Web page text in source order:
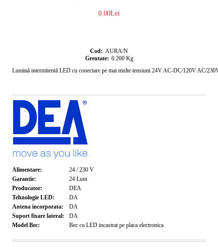
0.00Lei
Cod: AURA/N
Greutate: 0.200 Kg
Lumină intermitentă LED cu conectare pe mai multe tensiuni 24V AC-DC/120V AC/
Alimentare: 24 / 230 V
Garantie:
24 Luni
Producator:
DEA
Tehnologie LED:
DA
Antena incorporata:
DA
Suport fixare lateral:
DA
Model Bec:
Bec cu LED incastrat pe placa electronica